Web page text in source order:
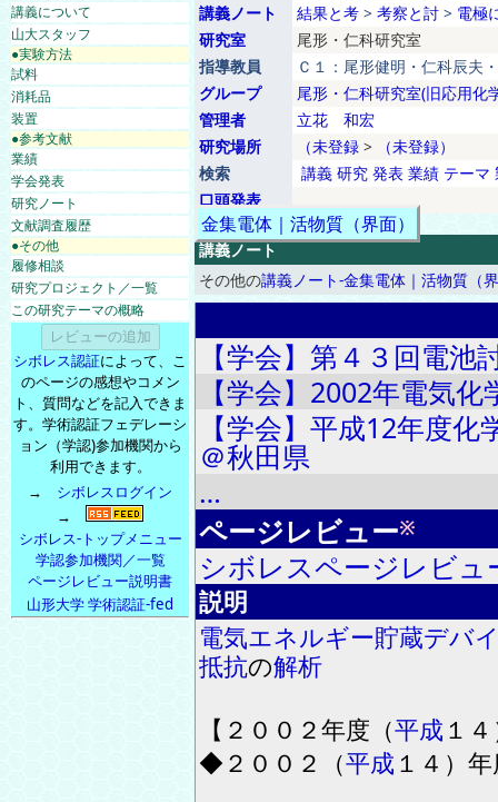
講義について
山大スタッフ
●実験方法
試料
消耗品
装置
●参考文献
業績
学会発表
研究ノート
文献調査履歴
●その他
履修相談
研究プロジェクト／一覧
この研究テーマの概略
シボレス認証によって、こ
のページの感想やコメン
ト、質問などを記入できま
す。学術認証フェデレーシ
ョン（学認)参加機関から
利用できます。
→ シボレスログイン
→
シボレス-トップメニュー
学認参加機関／一覧
ページレビュー説明書
山形大学 学術認証-fed
講義ノート
結果と考 > 考察と討 > 電極
研究室
尾形・仁科研究室
指導教員
Ｃ１：尾形健明・仁科辰夫
グループ
尾形・仁科研究室(旧応用化
管理者
立花 和宏
研究場所
（未登録 >
（未登録）
検索
講義 研究 発表 業績 テーマ
口頭発表
金集電体｜活物質（界面）
講義ノート
その他の講義ノート-金集電体｜活物質（
【学会】第４３回電
【学会】2002年電気
【学会】平成12年度
＠秋田県
…
ページレビュー※
シボレスページレビ
説明
電気エネルギー貯蔵デバ
抵抗の解析
【 ２００２年度 （平成 １４
◆ ２００２ （平成 １４ ）